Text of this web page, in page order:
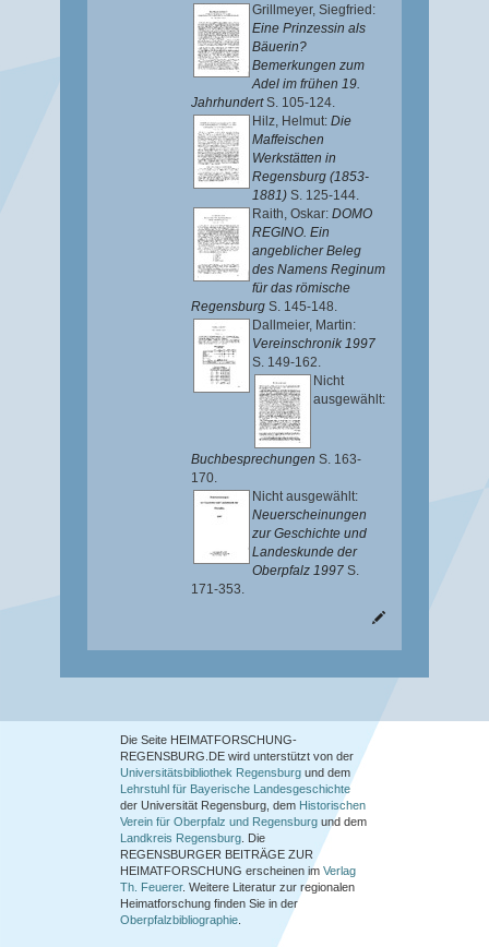
Grillmeyer, Siegfried :
Eine Prinzessin als
Bäuerin?
Bemerkungen zum
Adel im frühen 19.
JahrhundertS. 105-124.
Hilz, Helmut: Die
Maffeischen
Werkstätten in
Regensburg (1853-
1881) S. 125-144.
Raith, Oskar: DOMO
REGINO. Ein
angeblicher Beleg
des Namens Reginum
für das römische
Regensburg S. 145-148.
Dallmeier, Martin:
Vereinschronik 1997
S. 149-162.
Nicht
ausgewählt:
Buchbesprechungen S. 163-
170.
Nicht ausgewählt:
Neuerscheinungen
zur Geschichte und
Landeskunde der
Oberpfalz 1997 S.
171-353.
Die Seite HEIMATFORSCHUNG-
REGENSBURG.DE wird unterstützt von der
Universitätsbibliothek Regensburg und dem
Lehrstuhl für Bayerische Landesgeschichte
der Universität Regensburg, dem Historischen
Verein für Oberpfalz und Regensburg und dem
Landkreis Regensburg . Die
REGENSBURGER BEITRÄGE ZUR
HEIMATFORSCHUNG erscheinen im Verlag
Th. Feuerer. Weitere Literatur zur regionalen
Heimatforschung finden Sie in der
Oberpfalzbibliographie